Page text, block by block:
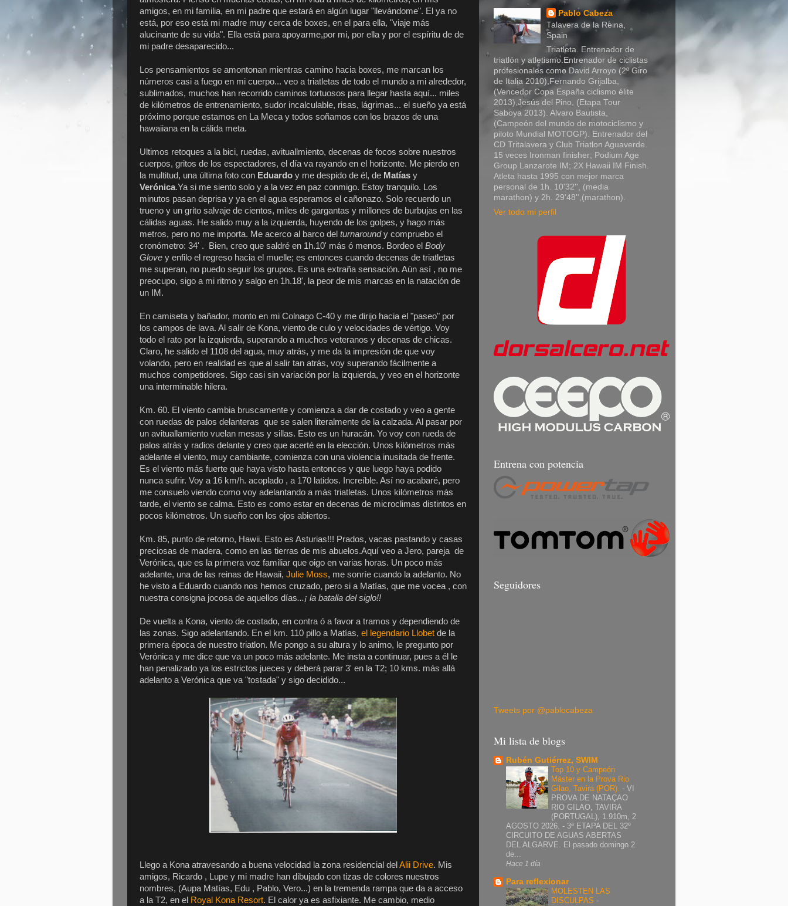
amigos, en mi familia, en mi padre que estará en algún lugar "llevándome". El ya no
está, por eso está mi madre muy cerca de boxes, en el para ella, "viaje más
alucinante de su vida". Ella está para apoyarme,por mi, por ella y por el espíritu de de
mi padre desaparecido...
Los pensamientos se amontonan mientras camino hacia boxes, me marcan los
números casi a fuego en mi cuerpo... veo a triatletas de todo el mundo a mi alrededor,
sublimados, muchos han recorrido caminos tortuosos para llegar hasta aquí... miles
de kilómetros de entrenamiento, sudor incalculable, risas, lágrimas... el sueño ya está
próximo porque estamos en La Meca y todos soñamos con los brazos de una
hawaiiana en la cálida meta.
Ultimos retoques a la bici, ruedas, avituallmiento, decenas de focos sobre nuestros
cuerpos, gritos de los espectadores, el día va rayando en el horizonte. Me pierdo en
la multitud, una última foto con Eduardo y me despido de él, de Matías y
Verónica.Ya si me siento solo y a la vez en paz conmigo. Estoy tranquilo. Los
minutos pasan deprisa y ya en el agua esperamos el cañonazo. Solo recuerdo un
trueno y un grito salvaje de cientos, miles de gargantas y millones de burbujas en las
cálidas aguas. He salido muy a la izquierda, huyendo de los golpes, y hago más
metros, pero no me importa. Me acerco al barco del turnaroundy compruebo el
cronómetro: 34' . Bien, creo que saldré en 1h.10' más ó menos. Bordeo el Body
Glove y enfilo el regreso hacia el muelle; es entonces cuando decenas de triatletas
me superan, no puedo seguir los grupos. Es una extraña sensación. Aún así , no me
preocupo, sigo a mi ritmo y salgo en 1h.18', la peor de mis marcas en la natación de
un IM.
En camiseta y bañador, monto en mi Colnago C-40 y me dirijo hacia el "paseo" por
los campos de lava. Al salir de Kona, viento de culo y velocidades de vértigo. Voy
todo el rato por la izquierda, superando a muchos veteranos y decenas de chicas.
Claro, he salido el 1108 del agua, muy atrás, y me da la impresión de que voy
volando, pero en realidad es que al salir tan atrás, voy superando fácilmente a
muchos competidores. Sigo casi sin variación por la izquierda, y veo en el horizonte
una interminable hilera.
Km. 60. El viento cambia bruscamente y comienza a dar de costado y veo a gente
con ruedas de palos delanteras que se salen literalmente de la calzada. Al pasar por
un avituallamiento vuelan mesas y sillas. Esto es un huracán. Yo voy con rueda de
palos atrás y radios delante y creo que acerté en la elección. Unos kilómetros más
adelante el viento, muy cambiante, comienza con una violencia inusitada de frente.
Es el viento más fuerte que haya visto hasta entonces y que luego haya podido
nunca sufrir. Voy a 16 km/h. acoplado , a 170 latidos. Increíble. Así no acabaré, pero
me consuelo viendo como voy adelantando a más triatletas. Unos kilómetros más
tarde, el viento se calma. Esto es como estar en decenas de microclimas distintos en
pocos kilómetros. Un sueño con los ojos abiertos.
Km. 85, punto de retorno, Hawii. Esto es Asturias!!! Prados, vacas pastando y casas
preciosas de madera, como en las tierras de mis abuelos.Aquí veo a Jero, pareja de
Verónica, que es la primera voz familiar que oigo en varias horas. Un poco más
adelante, una de las reinas de Hawaii, Julie Moss, me sonríe cuando la adelanto. No
he visto a Eduardo cuando nos hemos cruzado, pero si a Matías, que me vocea , con
nuestra consigna jocosa de aquellos días...¡ la batalla del siglo!!
De vuelta a Kona, viento de costado, en contra ó a favor a tramos y dependiendo de
las zonas. Sigo adelantando. En el km. 110 pillo a Matías, el legendario Llobet de la
primera época de nuestro triatlon. Me pongo a su altura y lo animo, le pregunto por
Verónica y me dice que va un poco más adelante. Me insta a continuar, pues a él le
han penalizado ya los estrictos jueces y deberá parar 3' en la T2; 10 kms. más allá
adelanto a Verónica que va "tostada" y sigo decidido...
Llego a Kona atravesando a buena velocidad la zona residencial del Alii Drive. Mis
amigos, Ricardo , Lupe y mi madre han dibujado con tizas de colores nuestros
nombres, (Aupa Matías, Edu , Pablo, Vero...) en la tremenda rampa que da a acceso
a la T2, en el Royal Kona Resort. El calor ya es asfixiante. Me cambio, medio
Pablo Cabeza
Talavera de la Reina,
Spain
Triatleta. Entrenador de
triatlón y atletismo.Entrenador de ciclistas
profesionales como David Arroyo (2º Giro
de Italia 2010),Fernando Grijalba,
(Vencedor Copa España ciclismo élite
2013),Jesús del Pino, (Etapa Tour
Saboya 2013). Alvaro Bautista,
(Campeón del mundo de motociclismo y
piloto Mundial MOTOGP). Entrenador del
CD Tritalavera y Club Triatlon Aguaverde.
15 veces Ironman finisher; Podium Age
Group Lanzarote IM; 2X Hawaii IM Finish.
Atleta hasta 1995 con mejor marca
personal de 1h. 10'32'', (media
marathon) y 2h. 29'48'',(marathon).
Ver todo mi perfil
Entrena con potencia
Seguidores
Tweets por @pablocabeza
Mi lista de blogs
Rubén Gutiérrez, SWIM
Top 10 y Campeón
Máster en la Prova Rio
Gilao, Tavira (POR). - VI
PROVA DE NATAÇAO
RIO GILAO, TAVIRA
(PORTUGAL), 1.910m, 2
AGOSTO 2026. - 3ª ETAPA DEL 32º
CIRCUITO DE AGUAS ABERTAS
DEL ALGARVE. El pasado domingo 2
de...
Hace 1 día
Para reflexionar
MOLESTEN LAS
DISCULPAS -